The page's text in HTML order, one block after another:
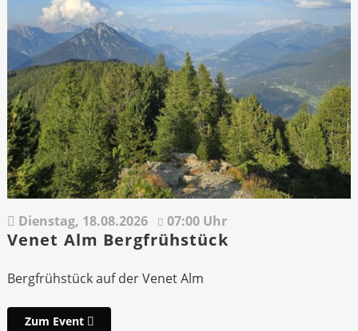
Dienstag, 18.08.2026 07:00 Uhr
Venet Alm Bergfrühstück
Bergfrühstück auf der Venet Alm
Zum Event